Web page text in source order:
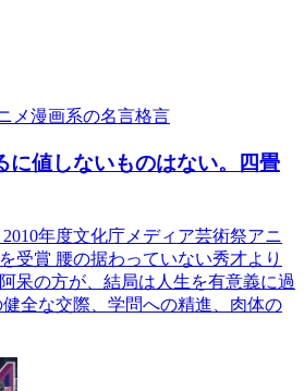
メ漫画系の名言格言
に値しないものはない。四畳
年度文化庁メディア芸術祭アニ
受賞 腰の据わっていない秀才より
呆の方が、結局は人生を有意義に過
全な交際、学問への精進、肉体の